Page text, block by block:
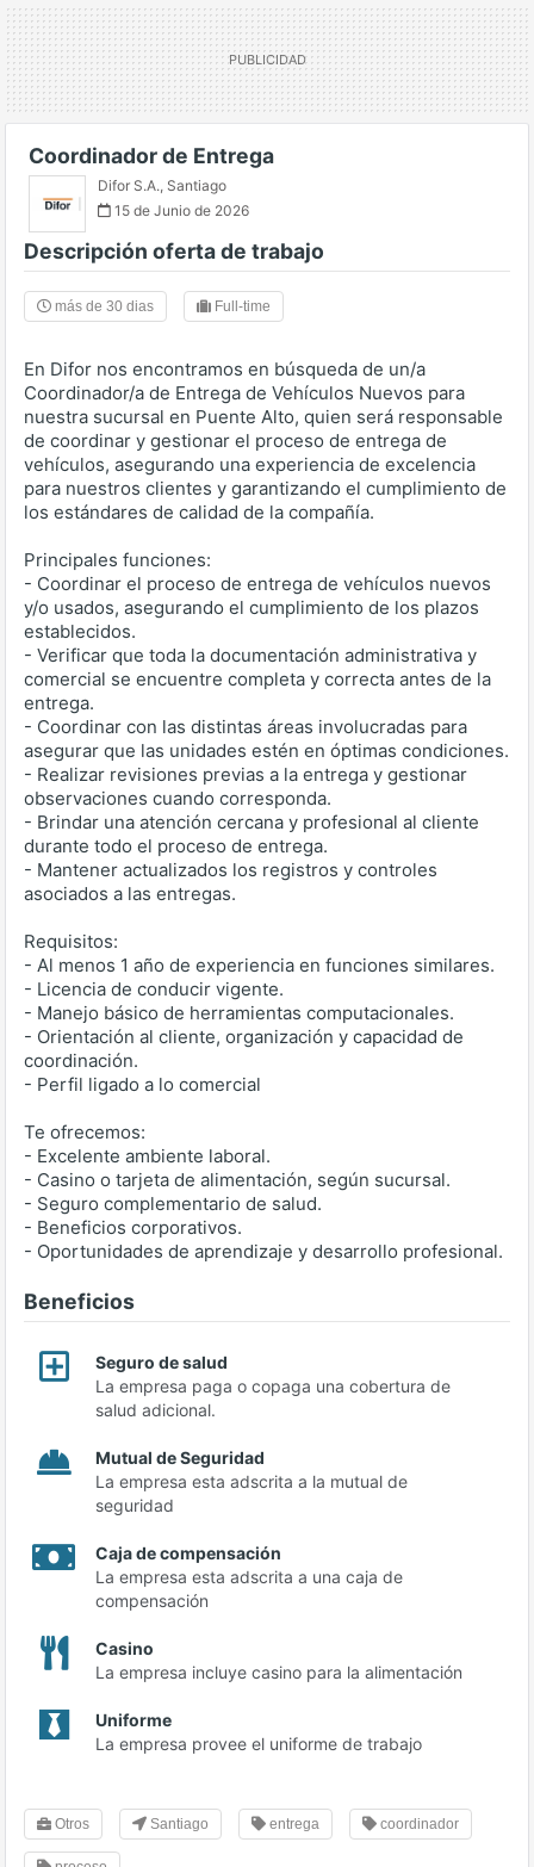
Coordinador de Entrega
Difor S.A., Santiago
15 de Junio de 2026
Descripción oferta de trabajo
más de 30 dias Full-time
En Difor nos encontramos en búsqueda de un/a
Coordinador/a de Entrega de Vehículos Nuevos para
nuestra sucursal en Puente Alto, quien será responsable
de coordinar y gestionar el proceso de entrega de
vehículos, asegurando una experiencia de excelencia
para nuestros clientes y garantizando el cumplimiento de
los estándares de calidad de la compañía.
Principales funciones:
- Coordinar el proceso de entrega de vehículos nuevos
y/o usados, asegurando el cumplimiento de los plazos
establecidos.
- Verificar que toda la documentación administrativa y
comercial se encuentre completa y correcta antes de la
entrega.
- Coordinar con las distintas áreas involucradas para
asegurar que las unidades estén en óptimas condiciones.
- Realizar revisiones previas a la entrega y gestionar
observaciones cuando corresponda.
- Brindar una atención cercana y profesional al cliente
durante todo el proceso de entrega.
- Mantener actualizados los registros y controles
asociados a las entregas.
Requisitos:
- Al menos 1 año de experiencia en funciones similares.
- Licencia de conducir vigente.
- Manejo básico de herramientas computacionales.
- Orientación al cliente, organización y capacidad de
coordinación.
- Perfil ligado a lo comercial
Te ofrecemos:
- Excelente ambiente laboral.
- Casino o tarjeta de alimentación, según sucursal.
- Seguro complementario de salud.
- Beneficios corporativos.
- Oportunidades de aprendizaje y desarrollo profesional.
Beneficios
Seguro de salud
La empresa paga o copaga una cobertura de
salud adicional.
Mutual de Seguridad
La empresa esta adscrita a la mutual de
seguridad
Caja de compensación
La empresa esta adscrita a una caja de
compensación
Casino
La empresa incluye casino para la alimentación
Uniforme
La empresa provee el uniforme de trabajo
Otros Santiago entrega coordinador